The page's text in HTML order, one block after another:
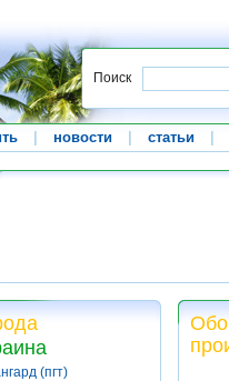
Поиск
новости статьи
(пгт)